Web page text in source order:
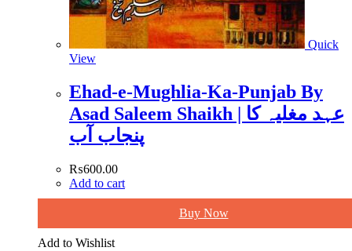
Quick
View
Ehad-e-Mughlia-Ka-Punjab By
Asad Saleem Shaikh | عہد مغلیہ کا
پنجاب آب
₨600.00
Add to cart
Buy Now
Add to Wishlist